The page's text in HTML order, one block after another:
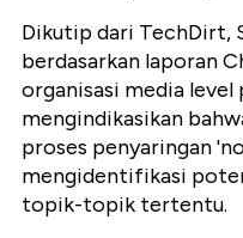
Dikutip dari TechDirt,
berdasarkan laporan
organisasi media
mengindikasikan
proses penyaringan
mengidentifikasi
topik-topik tertentu.